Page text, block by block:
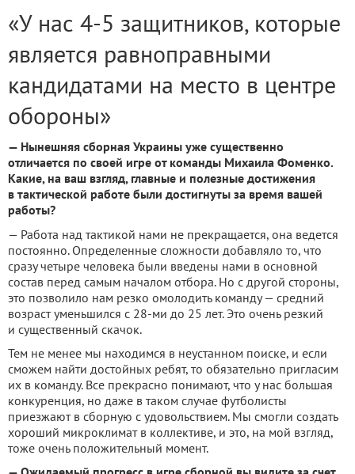
«У нас 4-5 защитников, которые
является равноправными
кандидатами на место в центре
обороны»
— Нынешняя сборная Украины уже существенно
отличается по своей игре от команды Михаила Фоменко.
Какие, на ваш взгляд, главные и полезные достижения
в тактической работе были достигнуты за время вашей
работы?
— Работа над тактикой нами не прекращается, она ведется
постоянно. Определенные сложности добавляло то, что
сразу четыре человека были введены нами в основной
состав перед самым началом отбора. Но с другой стороны,
это позволило нам резко омолодить команду — средний
возраст уменьшился с 28-ми до 25 лет. Это очень резкий
и существенный скачок.
Тем не менее мы находимся в неустанном поиске, и если
сможем найти достойных ребят, то обязательно пригласим
их в команду. Все прекрасно понимают, что у нас большая
конкуренция, но даже в таком случае футболисты
приезжают в сборную с удовольствием. Мы смогли создать
хороший микроклимат в коллективе, и это, на мой взгляд,
тоже очень положительный момент.